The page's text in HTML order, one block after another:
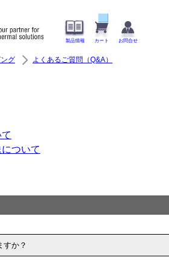
製品情報 カート お問合せ
グ よくあるご質問（Q&A）
ついて
すか？